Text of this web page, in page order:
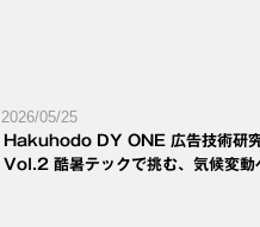
2026/05/25
Hakuhodo DY ONE 広告技術研
Vol.2 酷暑テックで挑む、気候変動